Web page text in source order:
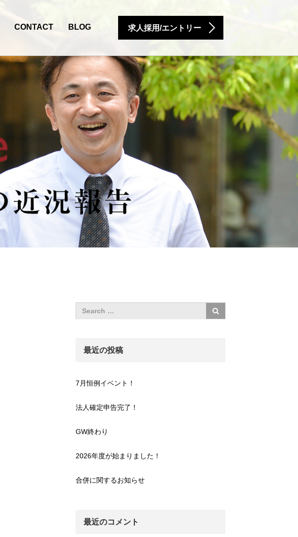
CONTACT BLOG 求人採用/エントリー
最近の投稿
7月恒例イベント！
法人確定申告完了！
GW終わり
2026年度が始まりました！
合併に関するお知らせ
最近のコメント